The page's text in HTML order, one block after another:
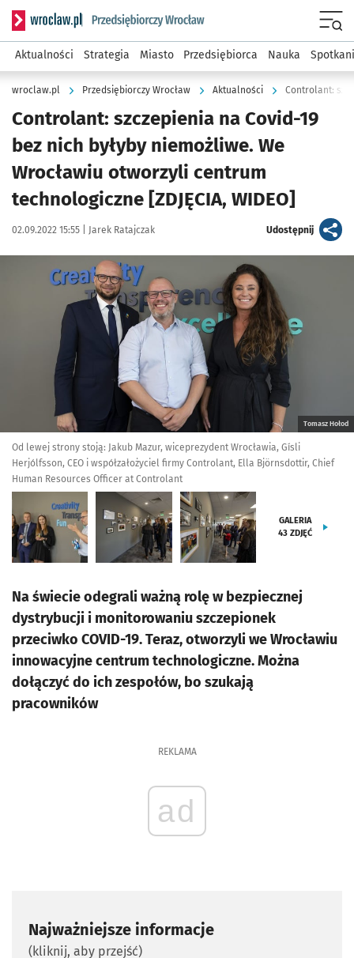
Serwis informacyjny wroclaw.pl podserwis: Strategia
Aktualności Strategia Miasto Przedsiębiorca Nauka
wroclaw.pl Przedsiębiorczy Wrocław Aktualności
Controlant: szczepienia na Covid-19
bez nich byłyby niemożliwe. We
Wrocławiu otworzyli centrum
technologiczne [ZDJĘCIA, WIDEO]
Data publikacji:
02.09.2022 15:55 | Autor:
Jarek Ratajczak Udostępnijartykuł
Kliknij, aby zobaczyć galerię
Tomasz Hołod
Od lewej strony stoją: Jakub Mazur, wiceprezydent Wrocławia, Gísli
Herjólfsson, CEO i współzałożyciel firmy Controlant, Ella Björnsdottir, Chief
Human Resources Officer at Controlant
GALERIA
43 ZDJĘĆ
Na świecie odegrali ważną rolę w bezpiecznej
dystrybucji i monitorowaniu szczepionek
przeciwko COVID-19. Teraz, otworzyli we Wrocławiu
innowacyjne centrum technologiczne. Można
dołączyć do ich zespołów, bo szukają
pracowników
REKLAMA
ad
Najważniejsze informacje
(kliknij, aby przejść)